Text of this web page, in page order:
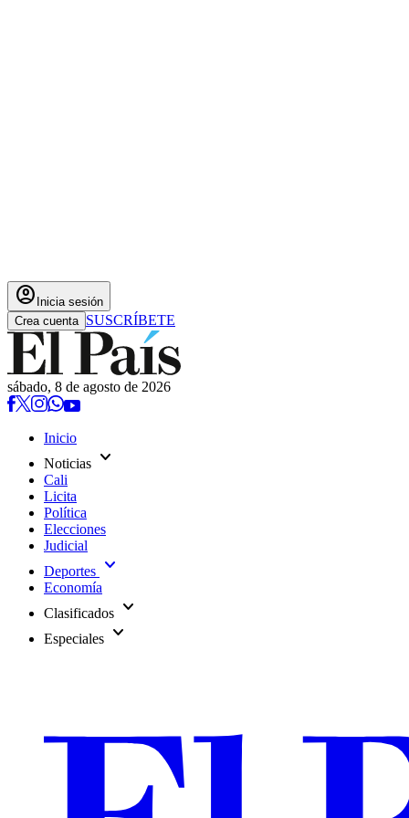
account_circle Inicia sesión
Crea cuenta SUSCRÍBETE
sábado, 8 de agosto de 2026
Inicio
Noticias expand_more
Cali
Licita
Política
Elecciones
Judicial
Deportes expand_more
Economía
Clasificados expand_more
Especiales expand_more